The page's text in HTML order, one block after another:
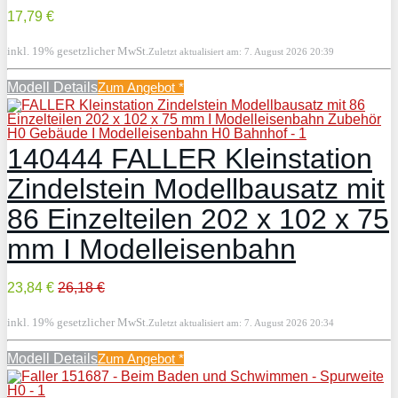
17,79 €
inkl. 19% gesetzlicher MwSt. Zuletzt aktualisiert am: 7. August 2026 20:39
Modell DetailsZum Angebot *
140444 FALLER Kleinstation
Zindelstein Modellbausatz mit
86 Einzelteilen 202 x 102 x 75
mm I Modelleisenbahn
23,84 € 26,18 €
inkl. 19% gesetzlicher MwSt. Zuletzt aktualisiert am: 7. August 2026 20:34
Modell DetailsZum Angebot *